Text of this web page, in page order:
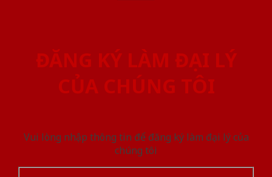
ĐĂNG KÝ LÀM ĐẠI LÝ
CỦA CHÚNG TÔI
Vui lòng nhập thông tin để đăng ký làm đại lý của
chúng tôi